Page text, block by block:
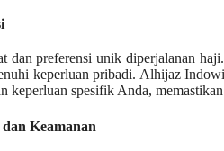
dan preferensi unik diperjalanan
keperluan pribadi. Alhijaz
keperluan spesifik Anda,
Keamanan